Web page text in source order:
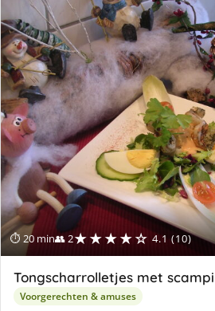
⏱ 20 min👥 2★★★★☆ 4.1 (10)
Tongscharrolletjes met scampi
Voorgerechten & amuses